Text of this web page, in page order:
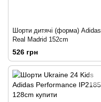
Шорти дитячі (форма) Аdidas
Real Madrid 152cm
526 грн